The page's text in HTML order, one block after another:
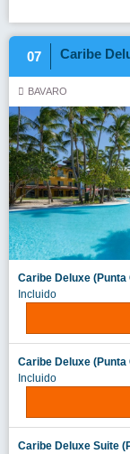
07 Caribe
BAVARO
Caribe Deluxe (Punta
Incluido
Caribe Deluxe (Punta
Incluido
Caribe Deluxe Suite